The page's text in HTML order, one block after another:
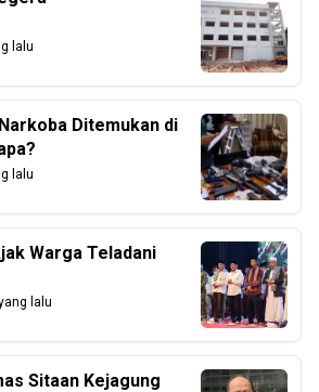
lalu
Ditemukan di
lalu
Warga Teladani
lalu
Sitaan Kejagung